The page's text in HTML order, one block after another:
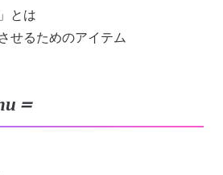
とは
せるためのアイテム
＝